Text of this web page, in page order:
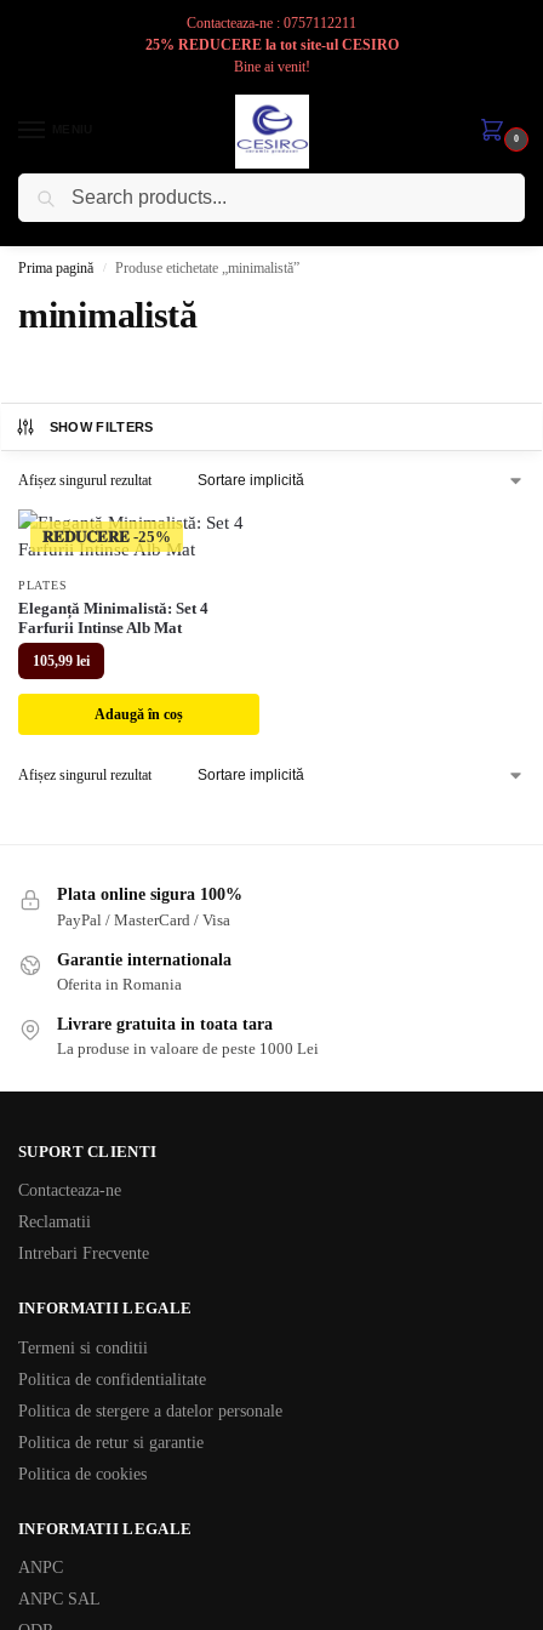
Contacteaza-ne : 0757112211
25% REDUCERE la tot site-ul CESIRO
Bine ai venit!
0
Cesiro
Prima pagină / Produse etichetate „minimalistă”
minimalistă
SHOW FILTERS
Afișez singurul rezultat
𝐑𝐄𝐃𝐔𝐂𝐄𝐑𝐄
PLATES
Eleganță Minimalistă: Set 4
Farfurii Intinse Alb Mat
105,99 lei
Adaugă în coș
Afișez singurul rezultat
Plata online sigura 100%
PayPal / MasterCard / Visa
Garantie internationala
Oferita in Romania
Livrare gratuita in toata tara
La produse in valoare de peste 1000 Lei
SUPORT CLIENTI
Contacteaza-ne
Reclamatii
Intrebari Frecvente
INFORMATII LEGALE
Termeni si conditii
Politica de confidentialitate
Politica de stergere a datelor personale
Politica de retur si garantie
Politica de cookies
INFORMATII LEGALE
ANPC
ANPC SAL